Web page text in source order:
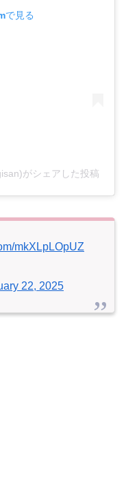
で見る
がシェアした投稿
mkXLpLOpUZ
22, 2025